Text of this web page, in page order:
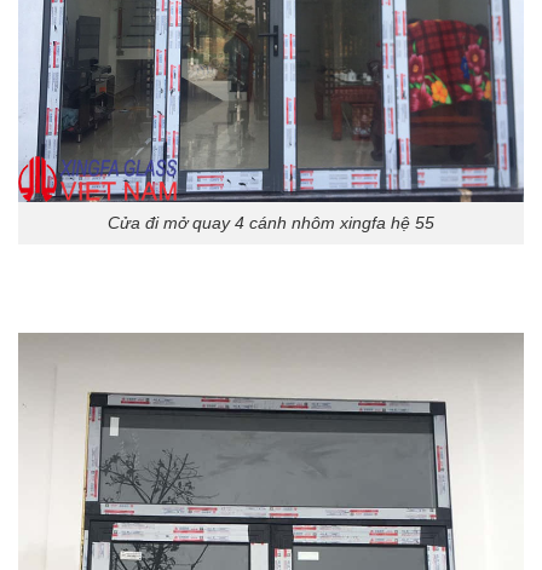
Cửa đi mở quay 4 cánh nhôm xingfa hệ 55